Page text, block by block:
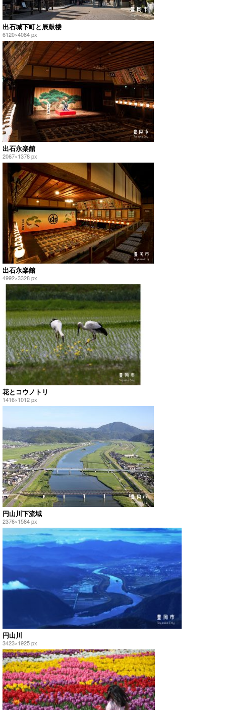
出石城下町と辰鼓楼
6120×4084 px
出石永楽館
2067×1378 px
出石永楽館
4992×3328 px
花とコウノトリ
1416×1012 px
円山川下流域
2376×1584 px
円山川
3423×1925 px